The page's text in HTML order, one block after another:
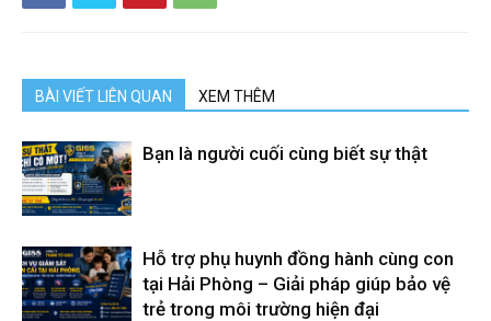
thám
BÀI VIẾT LIÊN QUAN XEM THÊM
Bạn là người cuối cùng biết sự thật
Hỗ trợ phụ huynh đồng hành cùng con
tại Hải Phòng – Giải pháp giúp bảo vệ
trẻ trong môi trường hiện đại